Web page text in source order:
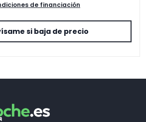
0,00€
0,00€
de financiación
si baja de precio